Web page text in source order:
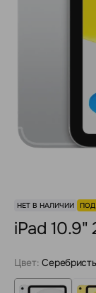
НЕТ В НАЛИЧИИ ПОД
iPad
Цвет: